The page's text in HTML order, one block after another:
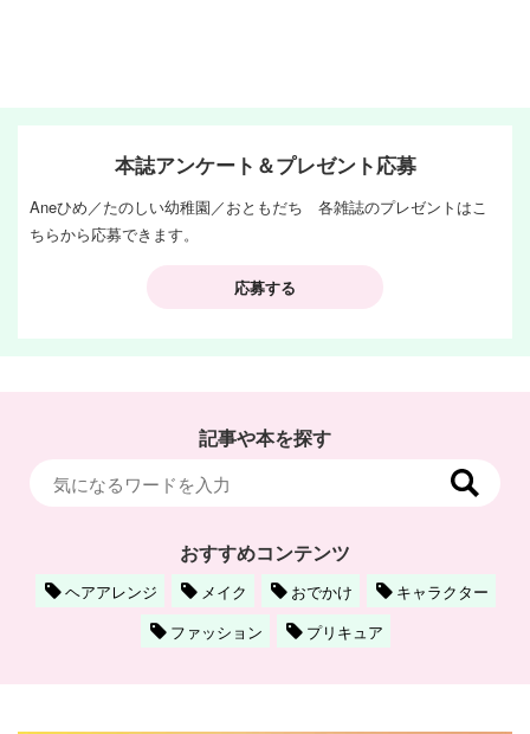
本誌アンケート＆プレゼント応募
Aneひめ／たのしい幼稚園／おともだち 各雑誌のプレゼントはこ
ちらから応募できます。
応募する
記事や本を探す
おすすめコンテンツ
ヘアアレンジ メイク おでかけ
キャラクター
ファッション
プリキュア